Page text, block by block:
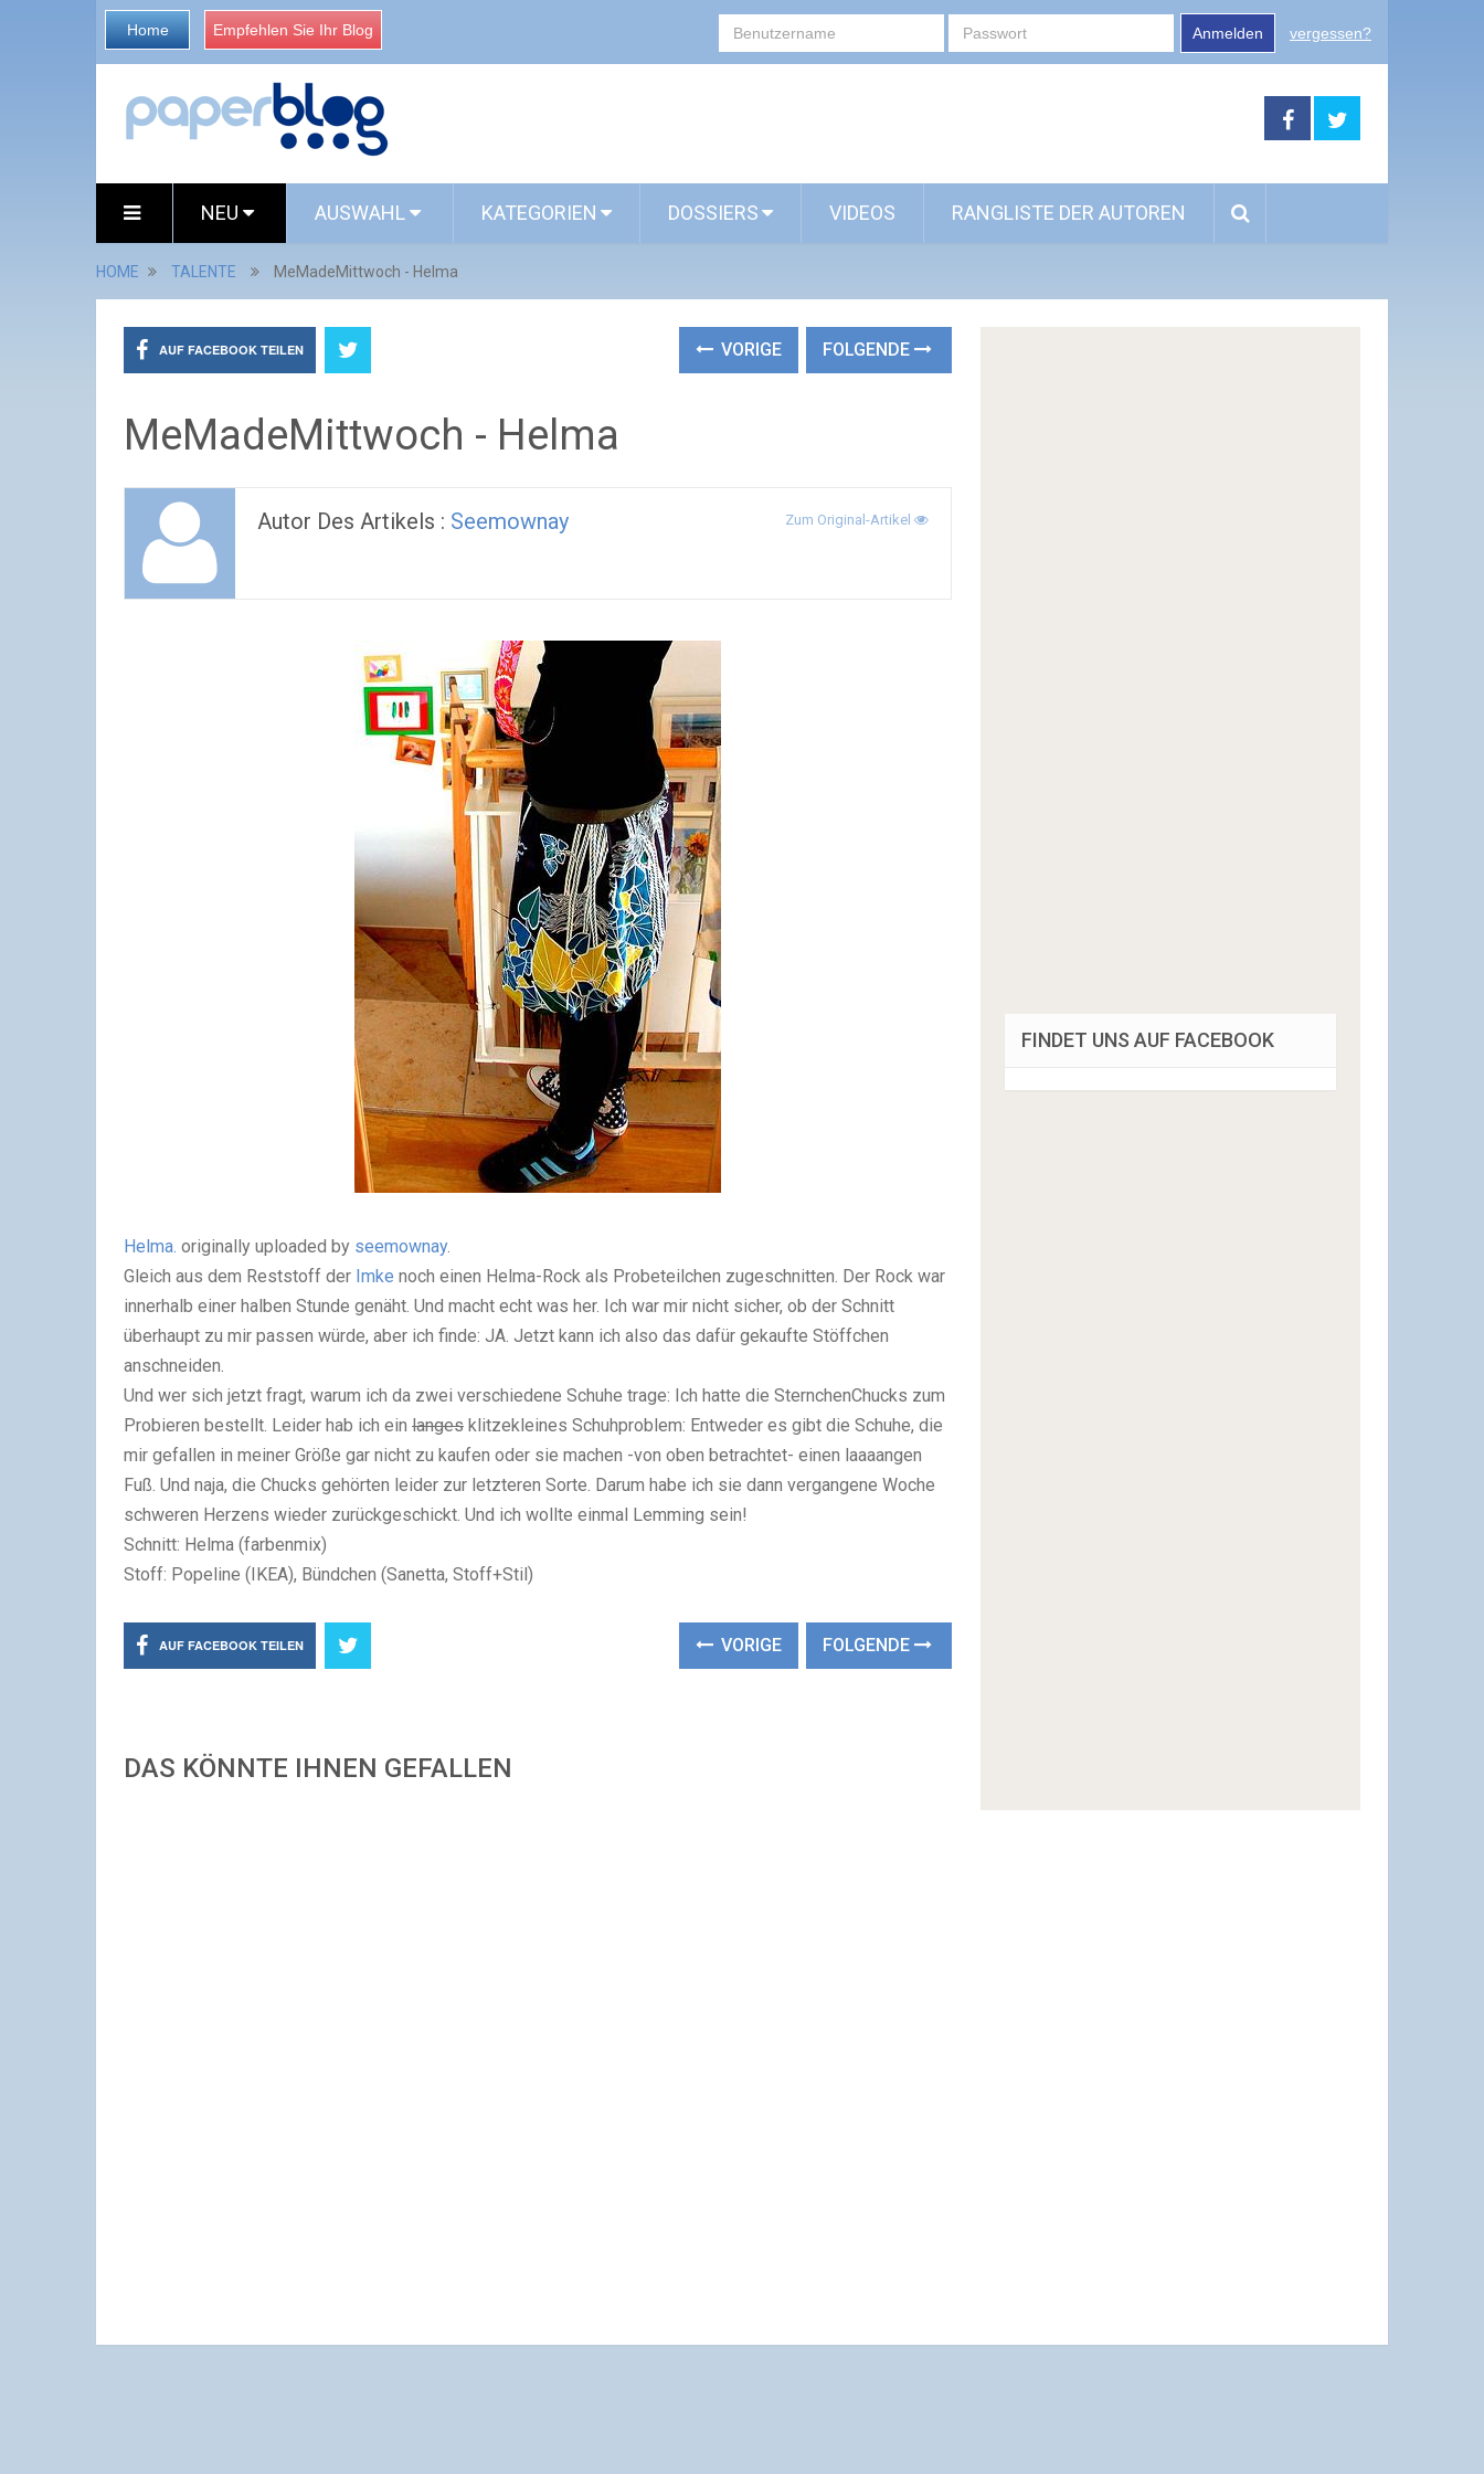
Home Empfehlen Sie Ihr Blog Anmelden vergessen?
NEU AUSWAHL KATEGORIEN DOSSIERS VIDEOS RANGLISTE DER AUTOREN
HOME TALENTE MeMadeMittwoch - Helma
AUF FACEBOOK TEILEN VORIGE FOLGENDE
MeMadeMittwoch - Helma
Autor Des Artikels : Seemownay Zum Original-Artikel
Helma. originally uploaded by seemownay.
Gleich aus dem Reststoff der Imke noch einen Helma-Rock als Probeteilchen zugeschnitten. Der Rock war
innerhalb einer halben Stunde genäht. Und macht echt was her. Ich war mir nicht sicher, ob der Schnitt
überhaupt zu mir passen würde, aber ich finde: JA. Jetzt kann ich also das dafür gekaufte Stöffchen
anschneiden.
Und wer sich jetzt fragt, warum ich da zwei verschiedene Schuhe trage: Ich hatte die SternchenChucks zum
Probieren bestellt. Leider hab ich ein langes klitzekleines Schuhproblem: Entweder es gibt die Schuhe, die
mir gefallen in meiner Größe gar nicht zu kaufen oder sie machen -von oben betrachtet- einen laaaangen
Fuß. Und naja, die Chucks gehörten leider zur letzteren Sorte. Darum habe ich sie dann vergangene Woche
schweren Herzens wieder zurückgeschickt. Und ich wollte einmal Lemming sein!
Schnitt: Helma (farbenmix)
Stoff: Popeline (IKEA), Bündchen (Sanetta, Stoff+Stil)
AUF FACEBOOK TEILEN VORIGE FOLGENDE
DAS KÖNNTE IHNEN GEFALLEN
FINDET UNS AUF FACEBOOK